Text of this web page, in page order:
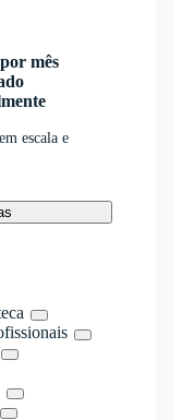
mês
escala e